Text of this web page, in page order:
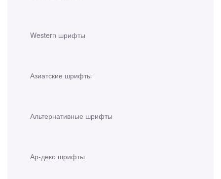
Western шрифты
Азиатские шрифты
Альтернативные шрифты
Ар-деко шрифты